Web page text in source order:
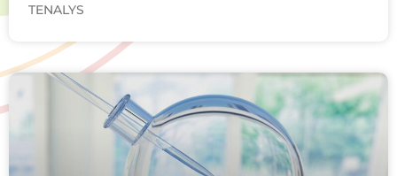
TENALYS